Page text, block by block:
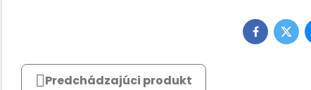
Facebook
Predchádzajúci produkt